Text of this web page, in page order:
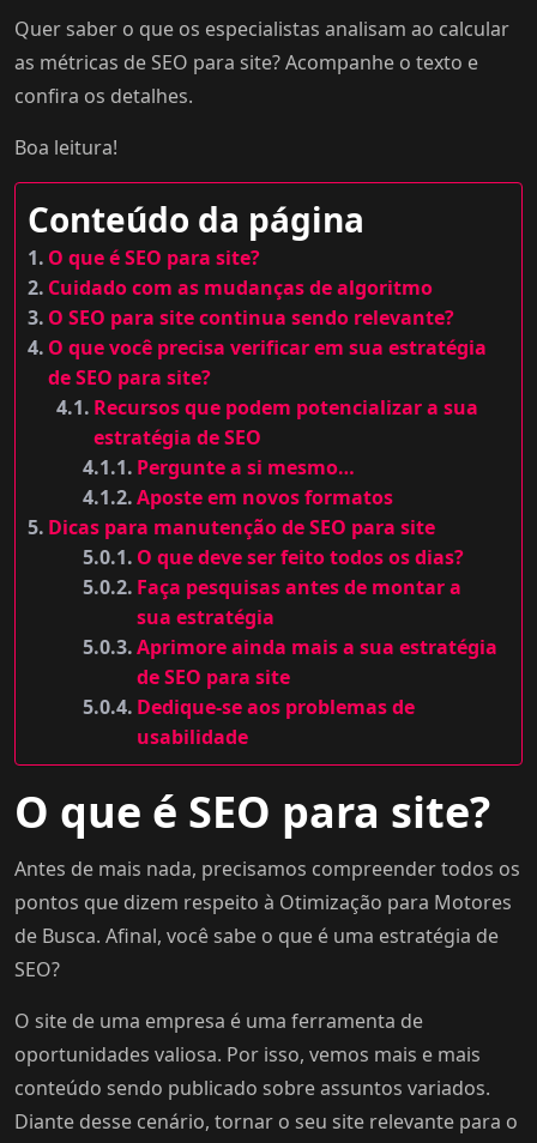
Quer saber o que os especialistas analisam ao calcular
as métricas de SEO para site? Acompanhe o texto e
confira os detalhes.
Boa leitura!
Conteúdo da página
O que é SEO para site?
Cuidado com as mudanças de algoritmo
O SEO para site continua sendo relevante?
O que você precisa verificar em sua estratégia
de SEO para site?
Recursos que podem potencializar a sua
estratégia de SEO
Pergunte a si mesmo…
Aposte em novos formatos
Dicas para manutenção de SEO para site
O que deve ser feito todos os dias?
Faça pesquisas antes de montar a
sua estratégia
Aprimore ainda mais a sua estratégia
de SEO para site
Dedique-se aos problemas de
usabilidade
O que é SEO para site?
Antes de mais nada, precisamos compreender todos os
pontos que dizem respeito à Otimização para Motores
de Busca. Afinal, você sabe o que é uma estratégia de
SEO?
O site de uma empresa é uma ferramenta de
oportunidades valiosa. Por isso, vemos mais e mais
conteúdo sendo publicado sobre assuntos variados.
Diante desse cenário, tornar o seu site relevante para o